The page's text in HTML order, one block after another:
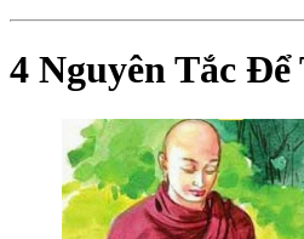
4 Nguyên Tắc Để